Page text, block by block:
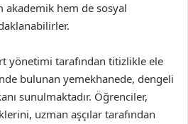
akademik hem de sosyal
yönetimi tarafından titizlikle ele
bulunan yemekhanede, dengeli
sunulmaktadır. Öğrenciler,
uzman aşçılar tarafından